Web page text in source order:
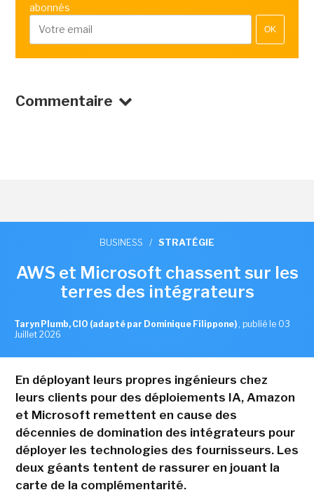
abonnés
OK
Commentaire
BUSINESS / STRATÉGIE
AWS et Microsoft chassent sur les
terres des intégrateurs
Taryn Plumb, CIO (adapté par Dominique Filippone) , publié le 03
Juillet 2026
En déployant leurs propres ingénieurs chez
leurs clients pour des déploiements IA, Amazon
et Microsoft remettent en cause des
décennies de domination des intégrateurs pour
déployer les technologies des fournisseurs. Les
deux géants tentent de rassurer en jouant la
carte de la complémentarité.